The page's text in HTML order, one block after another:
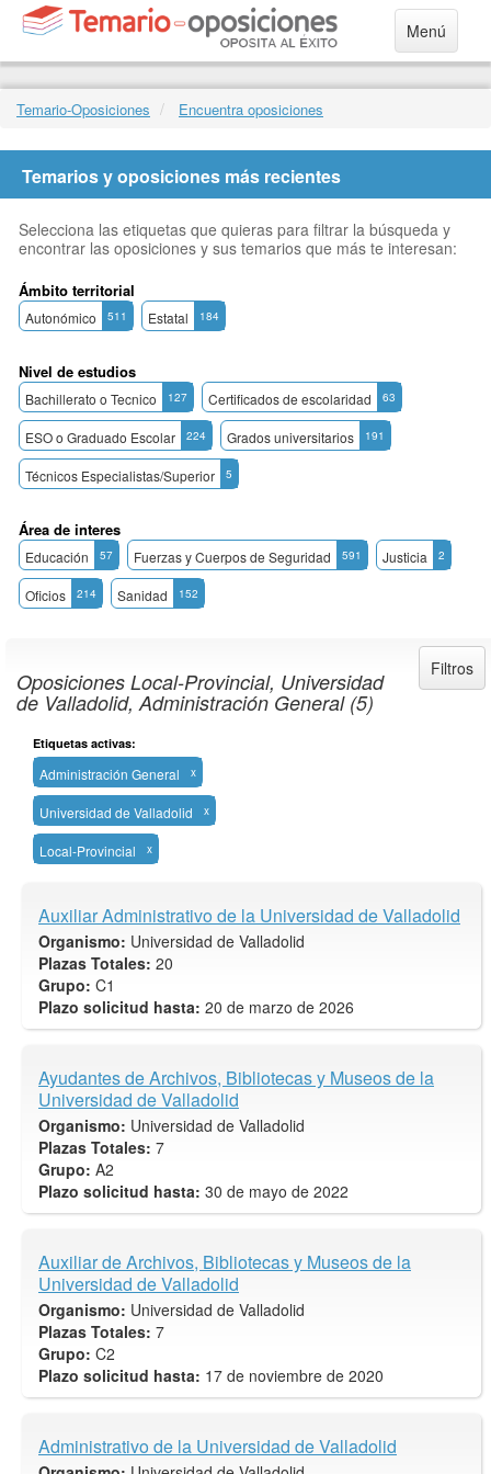
Menú
Temario-Oposiciones Encuentra oposiciones
Temarios y oposiciones más recientes
Selecciona las etiquetas que quieras para filtrar la búsqueda y
encontrar las oposiciones y sus temarios que más te interesan:
Ámbito territorial
Autonómico 511 Estatal 184
Nivel de estudios
Bachillerato o Tecnico 127 Certificados de escolaridad 63
ESO o Graduado Escolar 224 Grados universitarios 191
Técnicos Especialistas/Superior 5
Área de interes
Educación 57 Fuerzas y Cuerpos de Seguridad 591 Justicia 2
Oficios 214 Sanidad 152
Oposiciones Local-Provincial, Universidad
de Valladolid, Administración General (5)
Filtros
Etiquetas activas:
Administración General x
Universidad de Valladolid x
Local-Provincial x
Auxiliar Administrativo de la Universidad de Valladolid
Organismo: Universidad de Valladolid
Plazas Totales: 20
Grupo: C1
Plazo solicitud hasta: 20 de marzo de 2026
Ayudantes de Archivos, Bibliotecas y Museos de la
Universidad de Valladolid
Organismo: Universidad de Valladolid
Plazas Totales: 7
Grupo: A2
Plazo solicitud hasta: 30 de mayo de 2022
Auxiliar de Archivos, Bibliotecas y Museos de la
Universidad de Valladolid
Organismo: Universidad de Valladolid
Plazas Totales: 7
Grupo: C2
Plazo solicitud hasta: 17 de noviembre de 2020
Administrativo de la Universidad de Valladolid